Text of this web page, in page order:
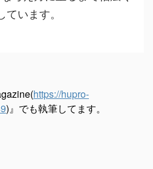
ています。
https://hupro-
)』でも執筆してます。